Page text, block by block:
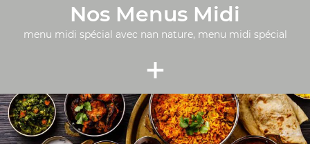
Nos Menus Midi
menu midi spécial avec nan nature, menu midi spécial
+